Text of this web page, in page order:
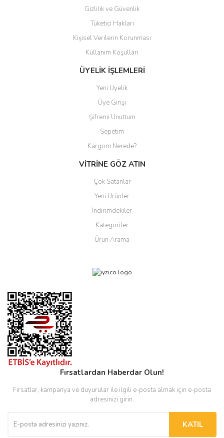
Gönder
Gizlilik ve Güvenlik
Tüketici Hakları
Kişisel Verilerin Korunması
Kullanım Koşulları
ÜYELİK İŞLEMLERİ
Yeni Üyelik
Üye Girişi
Şifremi Unuttum
Sepetim
Kargom Nerede?
VİTRİNE GÖZ ATIN
Çok Satanlar
Yeni Ürünler
İndirimdekiler
Kategoriler
Ürün Arama
Fırsatlardan Haberdar Olun!
Fırsatlar, kampanya ve duyurular ile ilgili e-posta almak için e-posta
adresinizi girin.
KATIL